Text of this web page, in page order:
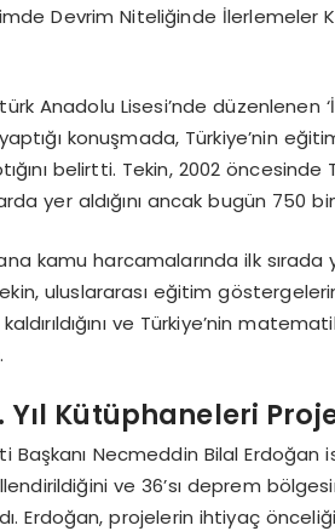
Devrim Niteliğinde İlerlemeler
Anadolu Lisesi’nde düzenlenen
konuşmada, Türkiye’nin
belirtti. Tekin, 2002 öncesinde
yer aldığını ancak bugün 750
kamu harcamalarında ilk sırada
uluslararası eğitim
ve Türkiye’nin
Kütüphaneleri
Başkanı Necmeddin Bilal Erdoğan
ve 36’sı deprem
Erdoğan, projelerin ihtiyaç